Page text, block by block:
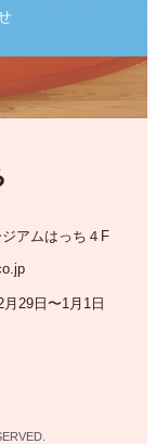
アムはっち４F
29日〜1月1日